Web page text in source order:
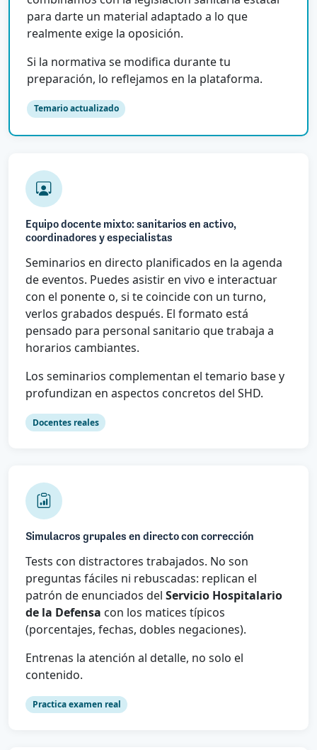
para darte un material adaptado a lo que
realmente exige la oposición.
Si la normativa se modifica durante tu
preparación, lo reflejamos en la plataforma.
Temario actualizado
Equipo docente mixto: sanitarios en activo,
coordinadores y especialistas
Seminarios en directo planificados en la agenda
de eventos. Puedes asistir en vivo e interactuar
con el ponente o, si te coincide con un turno,
verlos grabados después. El formato está
pensado para personal sanitario que trabaja a
horarios cambiantes.
Los seminarios complementan el temario base y
profundizan en aspectos concretos del SHD.
Docentes reales
Simulacros grupales en directo con corrección
Tests con distractores trabajados. No son
preguntas fáciles ni rebuscadas: replican el
patrón de enunciados del Servicio Hospitalario
de la Defensa con los matices típicos
(porcentajes, fechas, dobles negaciones).
Entrenas la atención al detalle, no solo el
contenido.
Practica examen real